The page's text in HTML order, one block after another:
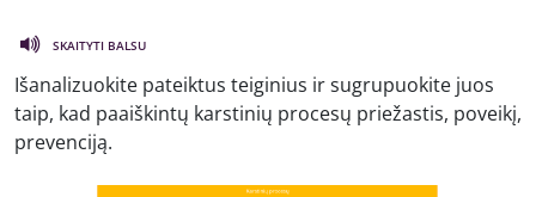
SKAITYTI BALSU
Išanalizuokite pateiktus teiginius ir sugrupuokite juos
taip, kad paaiškintų karstinių procesų priežastis, poveikį,
prevenciją.